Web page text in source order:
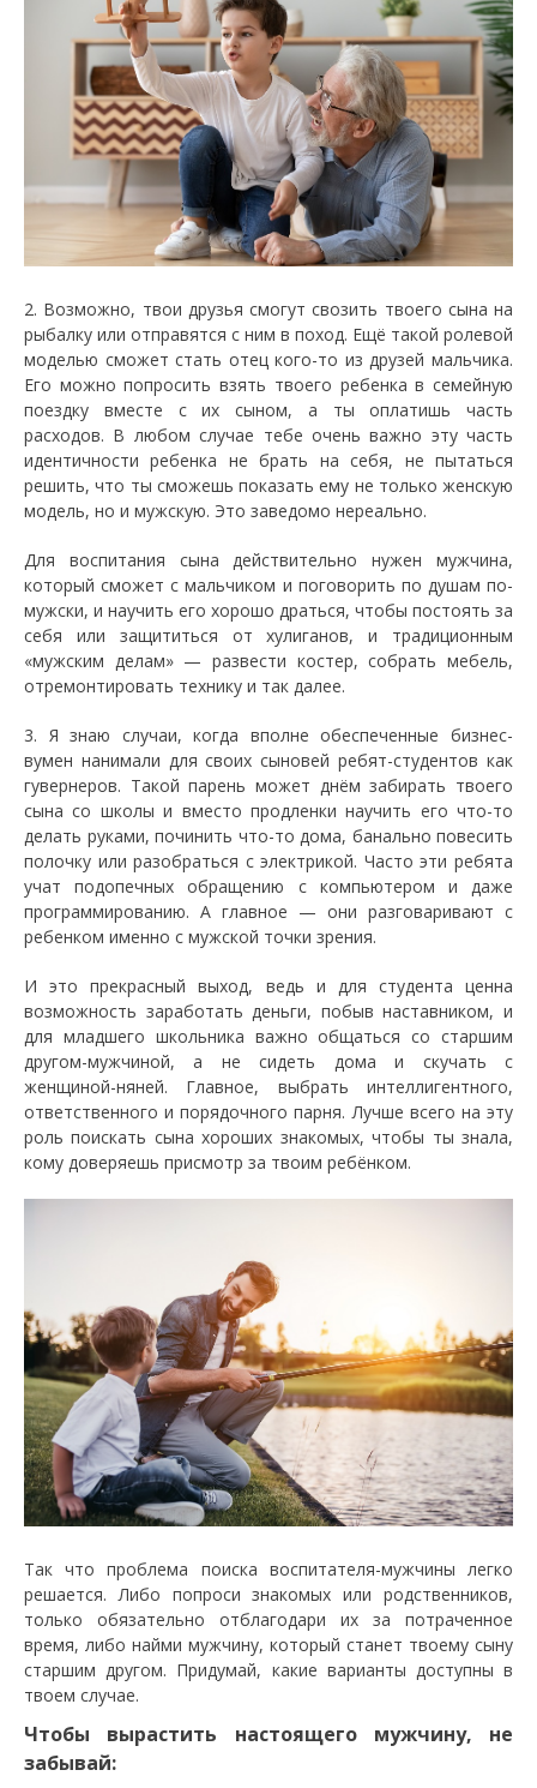
2. Возможно, твои друзья смогут свозить твоего сына на
рыбалку или отправятся с ним в поход. Ещё такой ролевой
моделью сможет стать отец кого-то из друзей мальчика.
Его можно попросить взять твоего ребенка в семейную
поездку вместе с их сыном, а ты оплатишь часть
расходов. В любом случае тебе очень важно эту часть
идентичности ребенка не брать на себя, не пытаться
решить, что ты сможешь показать ему не только женскую
модель, но и мужскую. Это заведомо нереально.
Для воспитания сына действительно нужен мужчина,
который сможет с мальчиком и поговорить по душам по-
мужски, и научить его хорошо драться, чтобы постоять за
себя или защититься от хулиганов, и традиционным
«мужским делам» — развести костер, собрать мебель,
отремонтировать технику и так далее.
3. Я знаю случаи, когда вполне обеспеченные бизнес-
вумен нанимали для своих сыновей ребят-студентов как
гувернеров. Такой парень может днём забирать твоего
сына со школы и вместо продленки научить его что-то
делать руками, починить что-то дома, банально повесить
полочку или разобраться с электрикой. Часто эти ребята
учат подопечных обращению с компьютером и даже
программированию. А главное — они разговаривают с
ребенком именно с мужской точки зрения.
И это прекрасный выход, ведь и для студента ценна
возможность заработать деньги, побыв наставником, и
для младшего школьника важно общаться со старшим
другом-мужчиной, а не сидеть дома и скучать с
женщиной-няней. Главное, выбрать интеллигентного,
ответственного и порядочного парня. Лучше всего на эту
роль поискать сына хороших знакомых, чтобы ты знала,
кому доверяешь присмотр за твоим ребёнком.
Так что проблема поиска воспитателя-мужчины легко
решается. Либо попроси знакомых или родственников,
только обязательно отблагодари их за потраченное
время, либо найми мужчину, который станет твоему сыну
старшим другом. Придумай, какие варианты доступны в
твоем случае.
Чтобы вырастить настоящего мужчину, не
забывай: